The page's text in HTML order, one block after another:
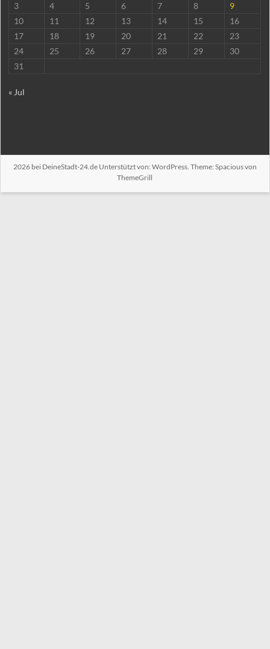
3
4 5 6 7 8
9
10
11 12 13 14 15
16
17
18 19 20 21 22
23
24
25 26 27 28 29
30
31
« Jul
2026 bei DeineStadt-24.deUnterstützt von: WordPress. Theme: Spacious von
ThemeGrill